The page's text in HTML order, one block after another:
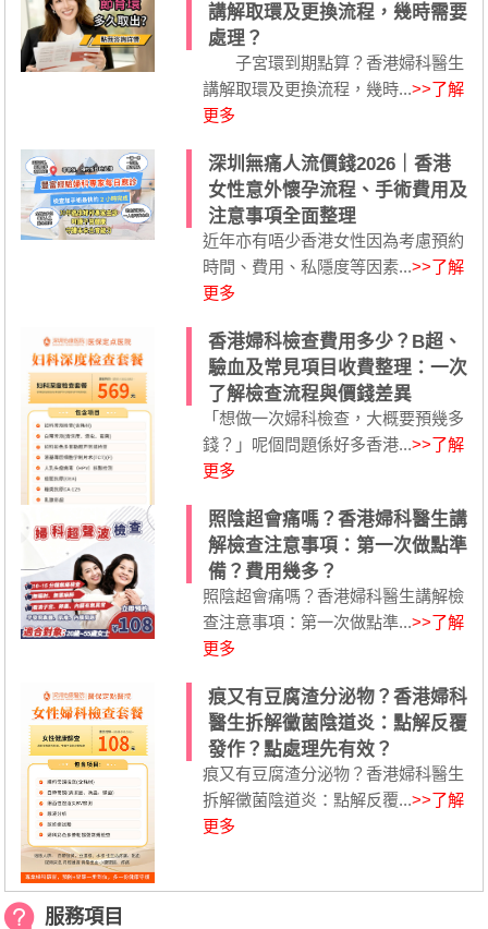
講解取環及更換流程，幾時需要
處理？
子宮環到期點算？香港婦科醫生
講解取環及更換流程，幾時...>>了解
更多
深圳無痛人流價錢2026｜香港
女性意外懷孕流程、手術費用及
注意事項全面整理
近年亦有唔少香港女性因為考慮預約
時間、費用、私隱度等因素...>>了解
更多
香港婦科檢查費用多少？B超、
驗血及常見項目收費整理：一次
了解檢查流程與價錢差異
「想做一次婦科檢查，大概要預幾多
錢？」呢個問題係好多香港...>>了解
更多
照陰超會痛嗎？香港婦科醫生講
解檢查注意事項：第一次做點準
備？費用幾多？
照陰超會痛嗎？香港婦科醫生講解檢
查注意事項：第一次做點準...>>了解
更多
痕又有豆腐渣分泌物？香港婦科
醫生拆解黴菌陰道炎：點解反覆
發作？點處理先有效？
痕又有豆腐渣分泌物？香港婦科醫生
拆解黴菌陰道炎：點解反覆...>>了解
更多
服務項目